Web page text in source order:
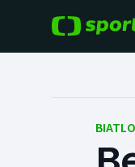
Hokej